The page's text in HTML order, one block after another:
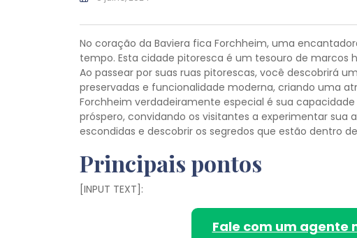
No coração da Baviera fica Forchheim, uma
tempo. Esta cidade pitoresca é um tesouro de marcos
Ao passear por suas ruas pitorescas, você descobrirá
preservadas e funcionalidade moderna, criando uma
Forchheim verdadeiramente especial é sua
próspero, convidando os visitantes a experimentar sua
escondidas e descobrir os segredos que estão dentro
Principais pontos
[INPUT TEXT]:
Fale com um agente